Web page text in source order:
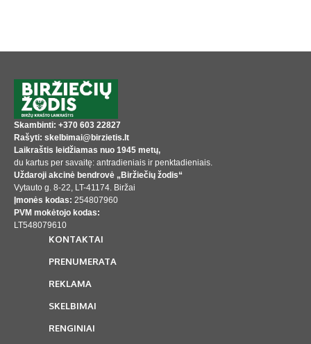
Skambinti: +370 603 22827
Rašyti: skelbimai@birzietis.lt
Laikraštis leidžiamas nuo 1945 metų,
du kartus per savaitę: antradieniais ir penktadieniais.
Uždaroji akcinė bendrovė „Biržiečių žodis“
Vytauto g. 8-22, LT-41174. Biržai
Įmonės kodas: 254807960
PVM mokėtojo kodas:
LT548079610
KONTAKTAI
PRENUMERATA
REKLAMA
SKELBIMAI
RENGINIAI